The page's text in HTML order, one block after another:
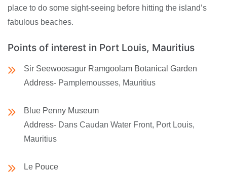
place to do some sight-seeing before hitting the island’s
fabulous beaches.
Points of interest in Port Louis, Mauritius
Sir Seewoosagur Ramgoolam Botanical Garden
Address- Pamplemousses, Mauritius
Blue Penny Museum
Address- Dans Caudan Water Front, Port Louis,
Mauritius
Le Pouce